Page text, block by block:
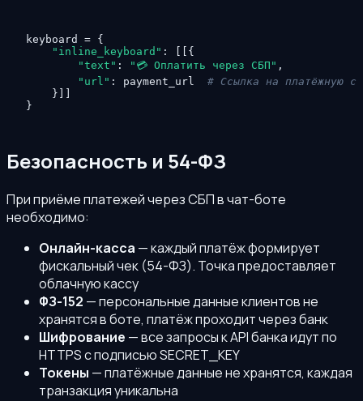
keyboard = {
"inline_keyboard" : [[{
"text" : "💳 Оплатить через СБП" ,
"url" : payment_url # Ссылка на платёжную
    }]]
}
Безопасность и 54-ФЗ
При приёме платежей через СБП в чат-боте
необходимо:
Онлайн-касса — каждый платёж формирует
фискальный чек (54-ФЗ). Точка предоставляет
облачную кассу
ФЗ-152 — персональные данные клиентов не
хранятся в боте, платёж проходит через банк
Шифрование — все запросы к API банка идут по
HTTPS с подписью SECRET_KEY
Токены — платёжные данные не хранятся, каждая
транзакция уникальна